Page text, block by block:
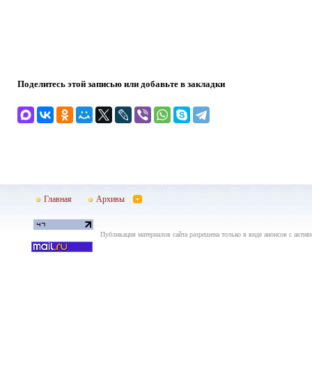
Поделитесь этой записью или добавьте в закладки
Главная Архивы
Публикация материалов сайта разрешена только в виде анонсов с